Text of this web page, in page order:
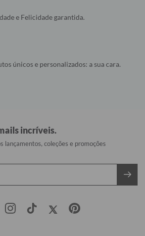
e Felicidade garantida.
únicos e personalizados: a sua cara.
incríveis.
lançamentos, coleções e promoções